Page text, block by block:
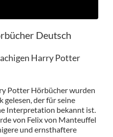
Deutsch
Harry Potter
Potter Hörbücher wurden
gelesen, der für seine
Interpretation bekannt ist.
von Felix von Manteuffel
und ernsthaftere